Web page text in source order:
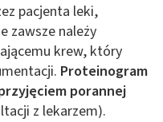
pacjenta leki,
zawsze należy
krew, który
Proteinogram
porannej
z lekarzem).